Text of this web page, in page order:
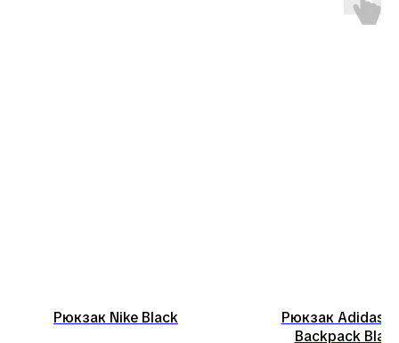
Рюкзак Nike Black
Рюкзак Adidas
Backpack